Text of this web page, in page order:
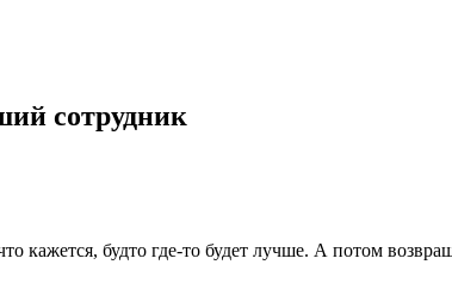
сотрудник
кажется, будто где-то будет лучше. А потом